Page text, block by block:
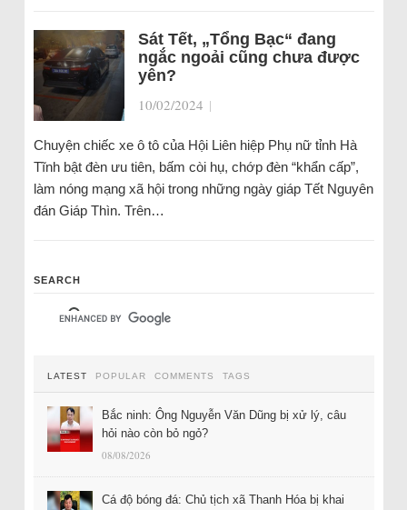
Sát Tết, „Tổng Bạc“ đang
ngắc ngoải cũng chưa được
yên?
10/02/2024 |
Chuyện chiếc xe ô tô của Hội Liên hiệp Phụ nữ tỉnh Hà
Tĩnh bật đèn ưu tiên, bấm còi hụ, chớp đèn “khẩn cấp”,
làm nóng mạng xã hội trong những ngày giáp Tết Nguyên
đán Giáp Thìn. Trên…
SEARCH
LATEST POPULAR COMMENTS TAGS
Bắc ninh: Ông Nguyễn Văn Dũng bị xử lý, câu
hỏi nào còn bỏ ngỏ?
08/08/2026
Cá độ bóng đá: Chủ tịch xã Thanh Hóa bị khai